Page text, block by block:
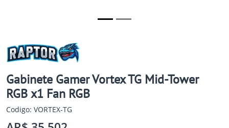
Gabinete Gamer Vortex TG Mid-Tower
RGB x1 Fan RGB
Codigo: VORTEX-TG